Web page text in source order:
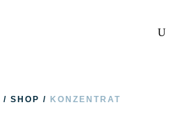
/ SHOP / KONZENTRAT